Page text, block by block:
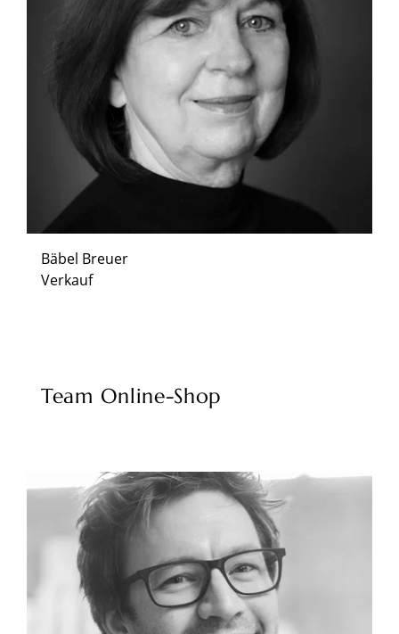
Exklusiv für Ihre Newsletter-Anmeldung!
Jetzt Rabatt sichern!
Bäbel Breuer
Verkauf
Team Online-Shop